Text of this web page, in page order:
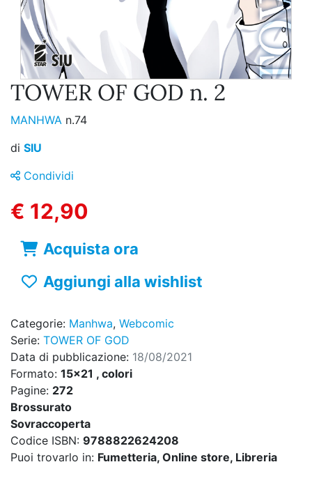
TOWER OF GOD n. 2
MANHWA n.74
di SIU
Condividi
€ 12,90
Acquista ora
Aggiungi alla wishlist
Categorie: Manhwa, Webcomic
Serie: TOWER OF GOD
Data di pubblicazione: 18/08/2021
Formato: 15x21 , colori
Pagine: 272
Brossurato
Sovraccoperta
Codice ISBN: 9788822624208
Puoi trovarlo in: Fumetteria, Online store, Libreria